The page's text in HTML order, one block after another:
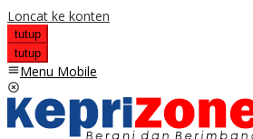
Loncat ke konten
tutup
tutup
Menu Mobile